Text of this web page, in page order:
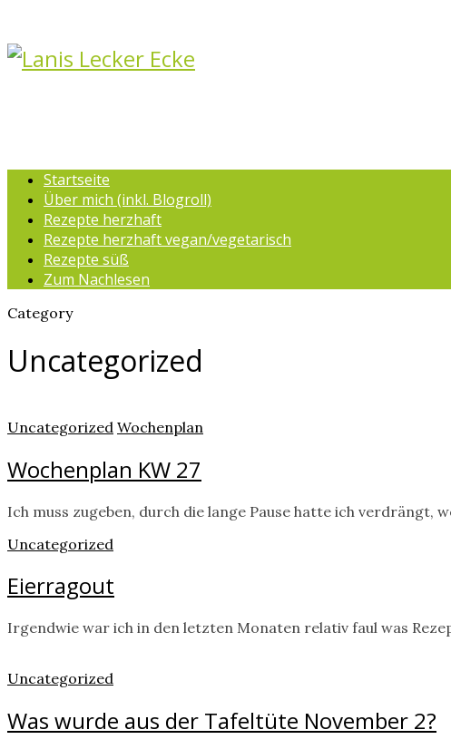
Startseite
Über mich (inkl. Blogroll)
Rezepte herzhaft
Rezepte herzhaft vegan/vegetarisch
Rezepte süß
Zum Nachlesen
Category
Uncategorized
Uncategorized Wochenplan
Wochenplan KW 27
Ich muss zugeben, durch die lange Pause hatte ich verdrängt,
Uncategorized
Eierragout
Irgendwie war ich in den letzten Monaten relativ faul was
Uncategorized
Was wurde aus der Tafeltüte November 2?